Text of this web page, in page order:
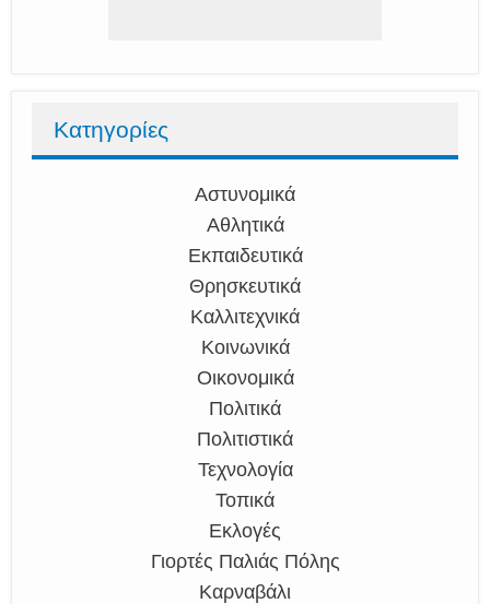
Κατηγορίες
Αστυνομικά
Αθλητικά
Εκπαιδευτικά
Θρησκευτικά
Καλλιτεχνικά
Κοινωνικά
Οικονομικά
Πολιτικά
Πολιτιστικά
Τεχνολογία
Τοπικά
Εκλογές
Γιορτές Παλιάς Πόλης
Καρναβάλι